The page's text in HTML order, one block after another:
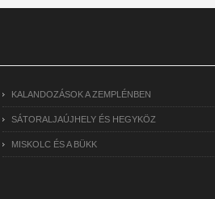
KALANDOZÁSOK A ZEMPLÉNBEN
SÁTORALJAÚJHELY ÉS HEGYKÖZ
MISKOLC ÉS A BÜKK